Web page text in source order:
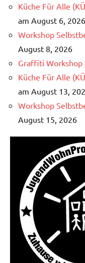
Küche Für Alle
am August 6,
Workshop
August 8, 2026
Graffiti Workshop
Küche Für Alle
am August 13,
Workshop
August 15, 2026